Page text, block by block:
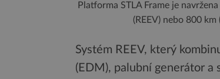
Platforma STLA Frame je
(REEV) nebo 800
Systém REEV, který
(EDM), palubní generátor